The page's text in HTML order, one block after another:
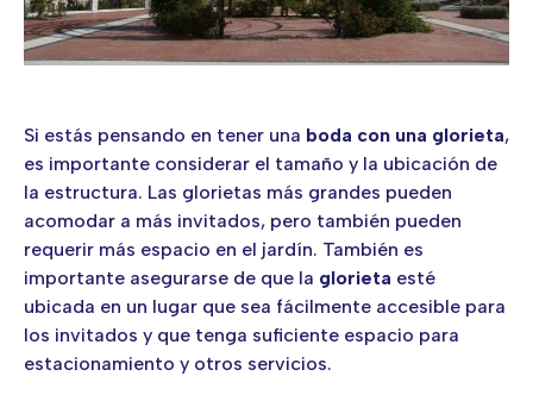
Si estás pensando en tener una boda con una glorieta,
es importante considerar el tamaño y la ubicación de
la estructura. Las glorietas más grandes pueden
acomodar a más invitados, pero también pueden
requerir más espacio en el jardín. También es
importante asegurarse de que la glorieta esté
ubicada en un lugar que sea fácilmente accesible para
los invitados y que tenga suficiente espacio para
estacionamiento y otros servicios.